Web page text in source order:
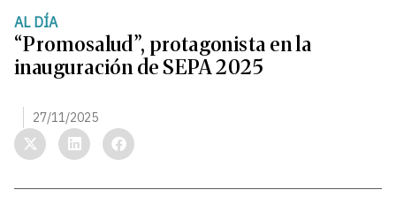
AL DÍA
“Promosalud”, protagonista en la
inauguración de SEPA 2025
27/11/2025